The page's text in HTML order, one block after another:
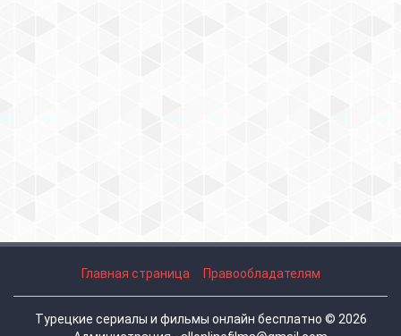
Главная страница Правообладателям
Турецкие сериалы и фильмы онлайн бесплатно © 2026